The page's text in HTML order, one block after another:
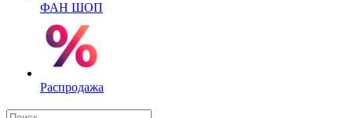
ФАН ШОП
Распродажа